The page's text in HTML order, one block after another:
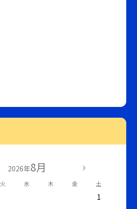
2026年8月
火 水 木 金 土
1